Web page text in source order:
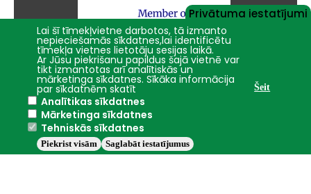
Privātuma iestatījumi
Lai šī tīmekļvietne darbotos, tā izmanto
nepieciešamās sīkdatnes,lai identificētu
tīmekļa vietnes lietotāju sesijas laikā.
Ar Jūsu piekrišanu papildus šajā vietnē var
tikt izmantotas arī analītiskās un
mārketinga sīkdatnes. Sīkāka informācija
par sīkdatnēm skatīt Šeit
Analītikas sīkdatnes
Mārketinga sīkdatnes
Tehniskās sīkdatnes
Saglabāt iestatījumus
Piekrist visām